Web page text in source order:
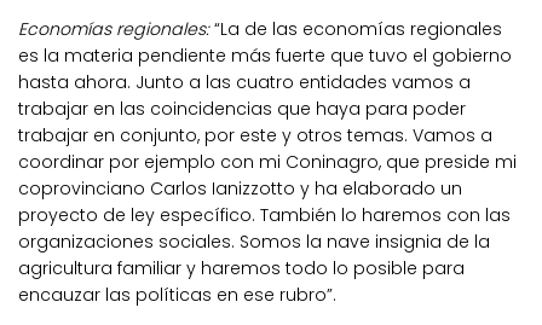
Economías regionales:“La de las economías regionales
es la materia pendiente más fuerte que tuvo el gobierno
hasta ahora. Junto a las cuatro entidades vamos a
trabajar en las coincidencias que haya para poder
trabajar en conjunto, por este y otros temas. Vamos a
coordinar por ejemplo con mi Coninagro, que preside mi
coprovinciano Carlos Ianizzotto y ha elaborado un
proyecto de ley específico. También lo haremos con las
organizaciones sociales. Somos la nave insignia de la
agricultura familiar y haremos todo lo posible para
encauzar las políticas en ese rubro”.